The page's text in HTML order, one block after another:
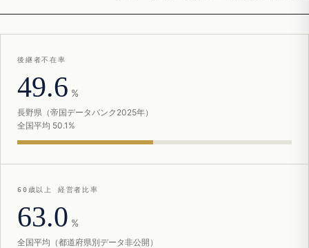
後継者不在率
49.6 %
長野県（帝国データバンク2025年）
全国平均 50.1%
60歳以上 経営者比率
63.0 %
全国平均（都道府県別データ非公開）